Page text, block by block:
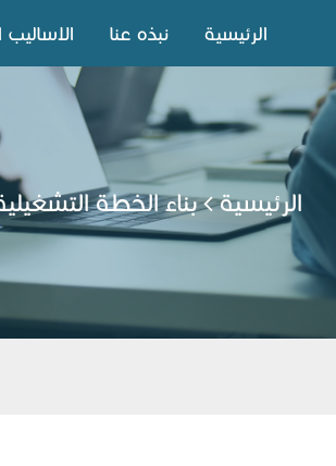
الرئيسية نبذه عنا الاساليب
الرئيسية بناء الخطة